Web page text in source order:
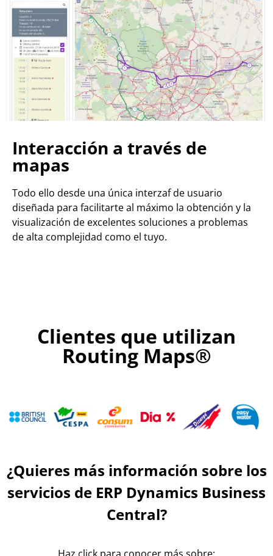
Interacción a través de
mapas
Todo ello desde una única interzaf de usuario
diseñada para facilitarte al máximo la obtención y la
visualización de excelentes soluciones a problemas
de alta complejidad como el tuyo.
Clientes que utilizan
Routing Maps®
¿Quieres más información sobre los
servicios de ERP Dynamics Business
Central?